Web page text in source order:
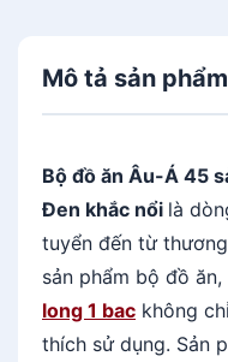
n
p
ẩ
m
-
a
g
o
Mô tả sản phẩm
Bộ đồ ăn Âu-Á 45
Đen khắc nổi là
tuyển đến từ
sản phẩm bộ đồ
long 1 bac không
thích sử dụng. Sản